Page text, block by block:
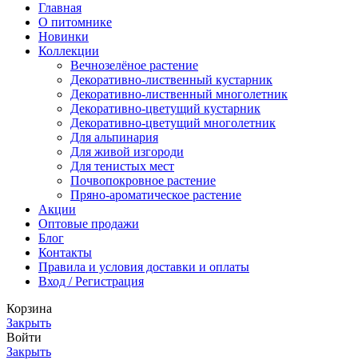
Главная
О питомнике
Новинки
Коллекции
Вечнозелёное растение
Декоративно-лиственный кустарник
Декоративно-лиственный многолетник
Декоративно-цветущий кустарник
Декоративно-цветущий многолетник
Для альпинария
Для живой изгороди
Для тенистых мест
Почвопокровное растение
Пряно-ароматическое растение
Акции
Оптовые продажи
Блог
Контакты
Правила и условия доставки и оплаты
Вход / Регистрация
Корзина
Закрыть
Войти
Закрыть